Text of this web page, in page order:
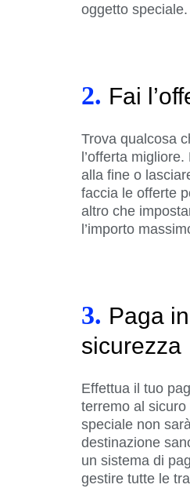
oggetto speciale.
2. Fai
Trova qualcosa
l’offerta
alla fine o
faccia le offerte
altro che
l’importo
3. Paga
sicurezza
Effettua il tuo
terremo al
speciale non
destinazione
un sistema di
gestire tutte le